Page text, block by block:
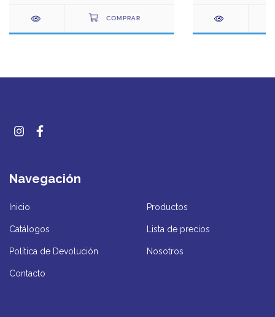
Navegación
Inicio Productos
Catálogos Lista de precios
Política de Devolución Nosotros
Contacto